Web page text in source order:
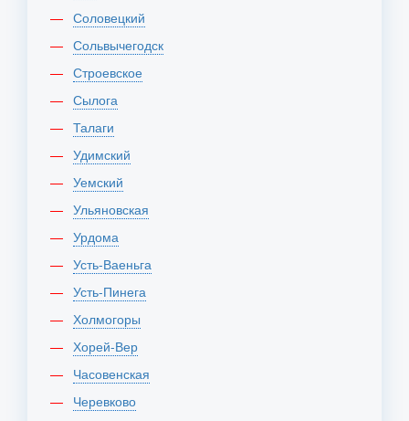
Соловецкий
Сольвычегодск
Строевское
Сылога
Талаги
Удимский
Уемский
Ульяновская
Урдома
Усть-Ваеньга
Усть-Пинега
Холмогоры
Хорей-Вер
Часовенская
Черевково